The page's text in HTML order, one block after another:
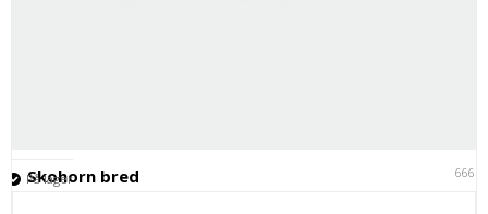
Skohorn bred 6661
På lager